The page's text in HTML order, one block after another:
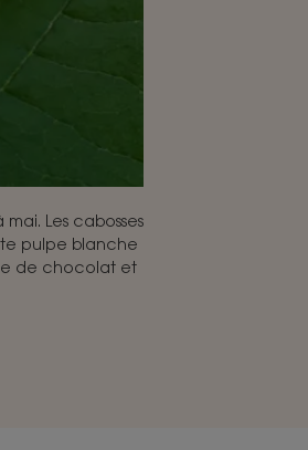
Les cabosses
pulpe blanche
de chocolat et